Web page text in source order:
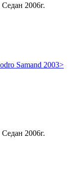
2006г.
Samand 2003>
2006г.